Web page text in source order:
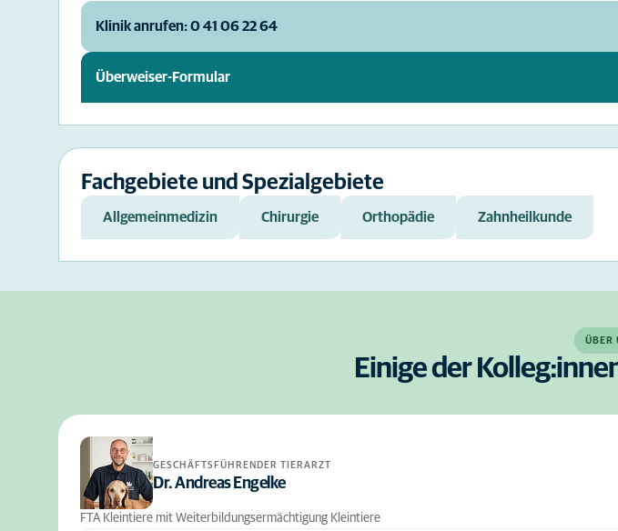
Klinik anrufen: 0 41 06 22 64
Überweiser-Formular
Fachgebiete und Spezialgebiete
Allgemeinmedizin Chirurgie Orthopädie Zahnheilkunde
ÜBER
Einige der
GESCHÄFTSFÜHRENDER TIERARZT
Dr. Andreas Engelke
FTA Kleintiere mit Weiterbildungsermächtigung Kleintiere